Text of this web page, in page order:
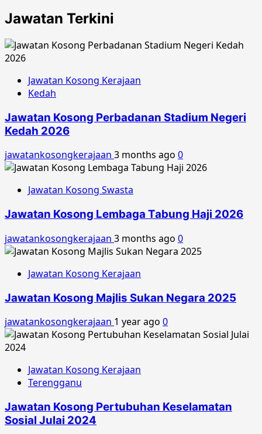
Jawatan Terkini
Jawatan Kosong Kerajaan
Kedah
Jawatan Kosong Perbadanan Stadium Negeri
Kedah 2026
jawatankosongkerajaan 3 months ago 0
Jawatan Kosong Swasta
Jawatan Kosong Lembaga Tabung Haji 2026
jawatankosongkerajaan 3 months ago 0
Jawatan Kosong Kerajaan
Jawatan Kosong Majlis Sukan Negara 2025
jawatankosongkerajaan 1 year ago 0
Jawatan Kosong Kerajaan
Terengganu
Jawatan Kosong Pertubuhan Keselamatan
Sosial Julai 2024